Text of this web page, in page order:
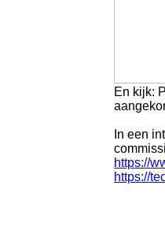
En kijk:
In een
https://
https://